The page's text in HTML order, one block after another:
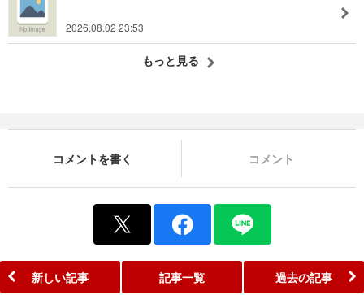
2026.08.02 23:53
もっと見る
コメントを書く コメント
新しい記事 記事一覧 過去の記事